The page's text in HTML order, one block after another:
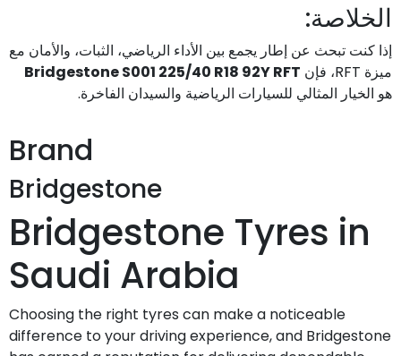
الخلاصة:
إذا كنت تبحث عن إطار يجمع بين الأداء الرياضي، الثبات، والأمان مع
ميزة RFT، فإن
Bridgestone S001 225/40 R18 92Y RFT
هو الخيار المثالي للسيارات الرياضية والسيدان الفاخرة.
Brand
Bridgestone
Bridgestone Tyres in
Saudi Arabia
Choosing the right tyres can make a noticeable
difference to your driving experience, and Bridgestone